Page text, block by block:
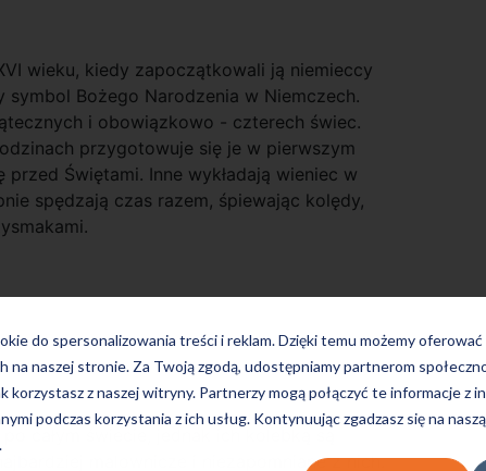
do spersonalizowania treści i reklam. Dzięki temu możemy
na naszej stronie. Za Twoją zgodą, udostępniamy partnerom
korzystasz z naszej witryny. Partnerzy mogą połączyć te informacje z
podczas korzystania z ich usług. Kontynuując zgadzasz się na naszą
.
wieku, kiedy zapoczątkowali ją niemieccy
Bożego Narodzenia w Niemczech.
i obowiązkowo - czterech świec.
przygotowuje się je w pierwszym
Świętami. Inne wykładają wieniec w
spędzają czas razem, śpiewając kolędy,
całym świecie, jednak ich kolebką są
malownicze i niezapomniane z nich.